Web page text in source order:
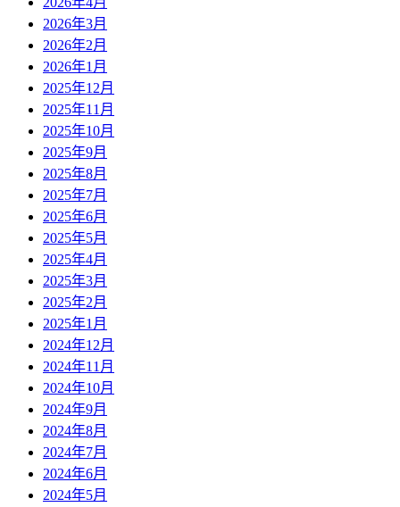
2026年3月
2026年2月
2026年1月
2025年12月
2025年11月
2025年10月
2025年9月
2025年8月
2025年7月
2025年6月
2025年5月
2025年4月
2025年3月
2025年2月
2025年1月
2024年12月
2024年11月
2024年10月
2024年9月
2024年8月
2024年7月
2024年6月
2024年5月